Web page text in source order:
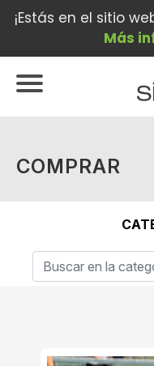
¡Estás en el sitio
Más
COMPRAR